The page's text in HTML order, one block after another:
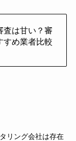
査は甘い？審
すめ業者比較
リング会社は存在